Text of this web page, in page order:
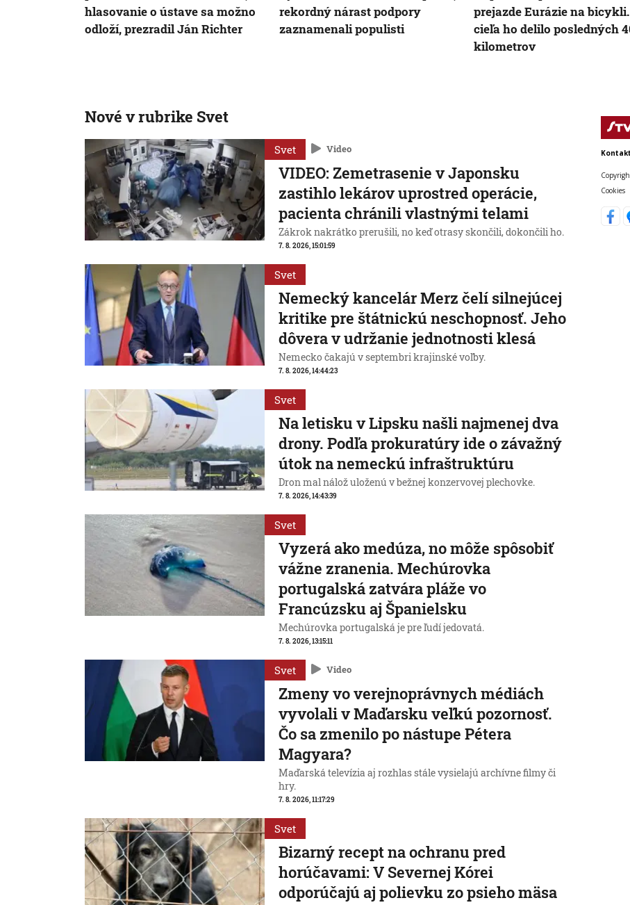
hlasovanie o ústave sa možno
odloží, prezradil Ján Richter
rekordný nárast podpory
zaznamenali populisti
prejazde Eurázie na
cieľa ho delilo posledných
kilometrov
Nové v rubrike Svet
Svet Video
VIDEO: Zemetrasenie v Japonsku
zastihlo lekárov uprostred operácie,
pacienta chránili vlastnými telami
Zákrok nakrátko prerušili, no keď otrasy skončili, dokončili ho.
7. 8. 2026, 15:01:59
Svet
Nemecký kancelár Merz čelí silnejúcej
kritike pre štátnickú neschopnosť. Jeho
dôvera v udržanie jednotnosti klesá
Nemecko čakajú v septembri krajinské voľby.
7. 8. 2026, 14:44:23
Svet
Na letisku v Lipsku našli najmenej dva
drony. Podľa prokuratúry ide o závažný
útok na nemeckú infraštruktúru
Dron mal nálož uloženú v bežnej konzervovej plechovke.
7. 8. 2026, 14:43:39
Svet
Vyzerá ako medúza, no môže spôsobiť
vážne zranenia. Mechúrovka
portugalská zatvára pláže vo
Francúzsku aj Španielsku
Mechúrovka portugalská je pre ľudí jedovatá.
7. 8. 2026, 13:15:11
Svet Video
Zmeny vo verejnoprávnych médiách
vyvolali v Maďarsku veľkú pozornosť.
Čo sa zmenilo po nástupe Pétera
Magyara?
Maďarská televízia aj rozhlas stále vysielajú archívne filmy či
hry.
7. 8. 2026, 11:17:29
Svet
Bizarný recept na ochranu pred
horúčavami: V Severnej Kórei
odporúčajú aj polievku zo psieho mäsa
Cookies